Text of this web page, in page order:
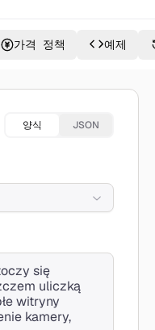
가격 정책 예제
양식 JSON